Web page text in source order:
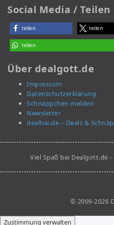
Social Media / Teilen
teilen teilen
teilen
Über dealgott.de
Impressum
Datenschutzerklärung
Schnäppchen melden
Newsletter
dealhai.de – Deals &
Viel Spaß bei Dealgott.de
© 2009-2026
Zustimmung verwalten